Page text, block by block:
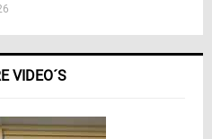
VIDEO´S